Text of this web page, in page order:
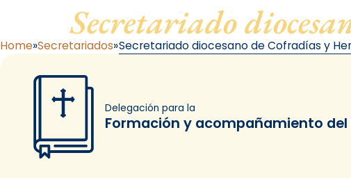
Secretariado
Home Secretariados Secretariado diocesano de Cofradías y
Delegación para la
Formación y acompañamiento